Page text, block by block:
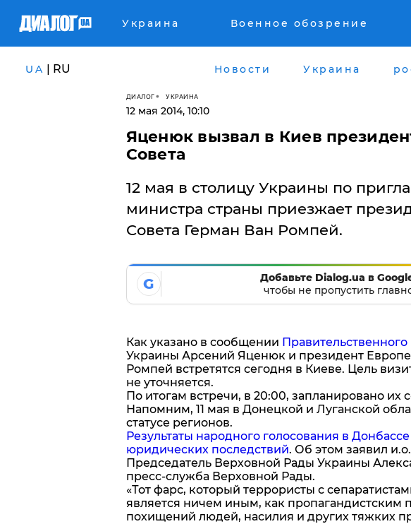
Украина Военное обозрение
UA | RU Новости Украина
ДИАЛОГ УКРАИНА
12 мая 2014, 10:10
Яценюк вызвал в Киев
Совета
12 мая в столицу Украины по
министра страны приезжает
Совета Герман Ван Ромпей.
G
Добавьте Dialog.ua в
чтобы не пропустить
Как указано в сообщении Правительственного
Украины Арсений Яценюк и президент
Ромпей встретятся сегодня в Киеве. Цель
не уточняется.
По итогам встречи, в 20:00, запланировано их
Напомним, 11 мая в Донецкой и Луганской
статусе регионов.
Результаты народного голосования в
юридических последствий. Об этом заявил
Председатель Верховной Рады Украины
пресс-служба Верховной Рады.
«Тот фарс, который террористы с
является ничем иным, как пропагандистским
похищений людей, насилия и других тяжких